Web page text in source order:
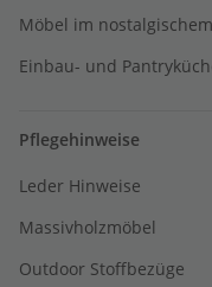
Möbel im
Einbau- und
Pflegehinweise
Leder Hinweise
Massivholzmöbel
Outdoor Stoffbezüge